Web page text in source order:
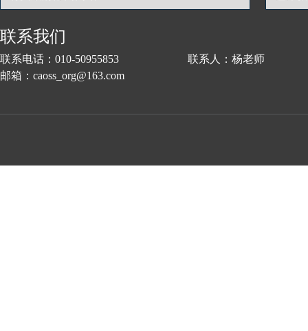
联系我们
联系电话：010-50955853 联系人：杨老师
邮箱：caoss_org@163.com